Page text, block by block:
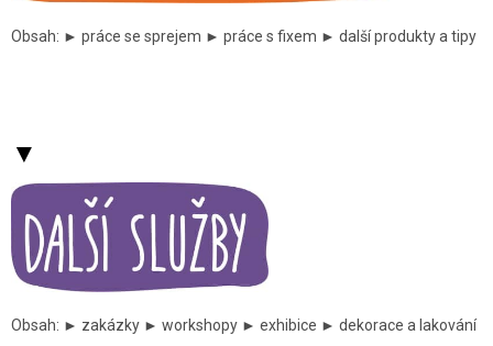
Obsah: ► práce se sprejem ► práce s fixem ► další produkty a tipy
▼
Obsah: ► zakázky ► workshopy ► exhibice ► dekorace a lakování